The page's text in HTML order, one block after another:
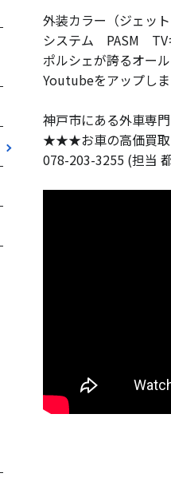
外装カラー（ジェッ
システム PASM TV
ポルシェが誇るオー
Youtubeをアップしま
神戸市にある外車専
★★★お車の高価買
078-203-3255 (担当